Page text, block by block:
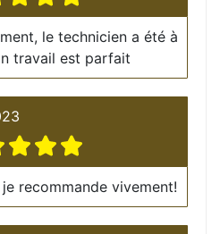
le technicien a été à
travail est parfait
recommande vivement!